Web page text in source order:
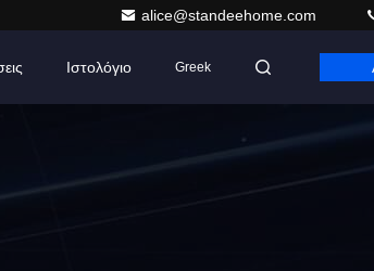
alice@standeehome.com
Ιστολόγιο Greek